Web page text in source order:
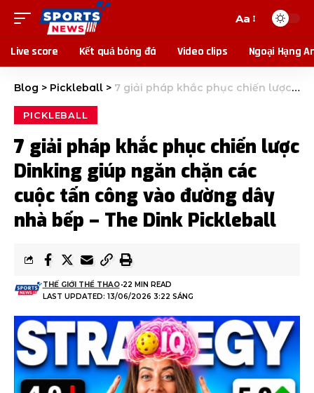
Aa
Live score Kết quả bóng đá Video clips Ngoại Hạng
Blog > Pickleball > 7 giải pháp khắc phục chiến lược Dinking giúp ngăn chặn các cuộc tấn công vào đường dây nhà bếp – The Dink Pickleball
PICKLEBALL
7 giải pháp khắc phục chiến lược
Dinking giúp ngăn chặn các
cuộc tấn công vào đường dây
nhà bếp – The Dink Pickleball
LAST UPDATED: 13/06/2026 3:22 SÁNG
THẾ GIỚI THỂ THAO 22 MIN READ